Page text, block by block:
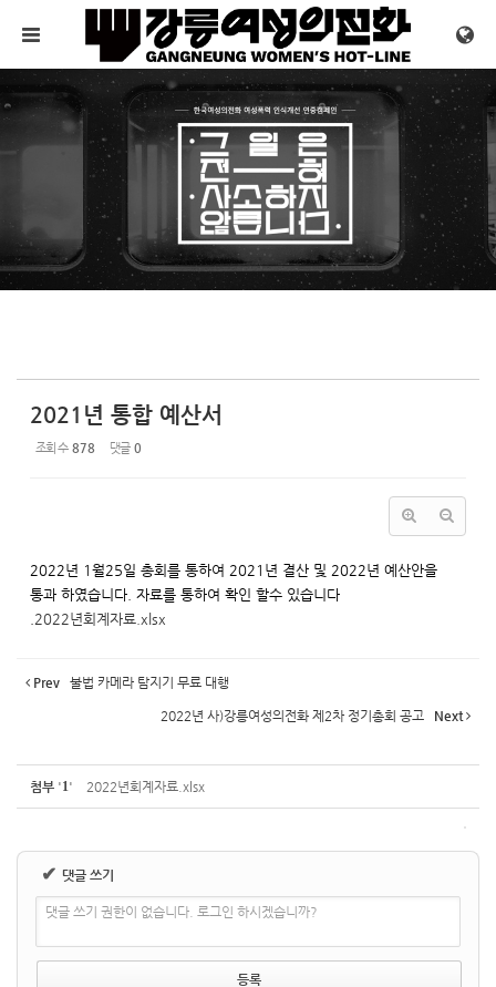
메뉴 건너뛰기
2021년 통합 예산서
조회 수 878 댓글 0
2022년 1월25일 총회를 통하여 2021년 결산 및 2022년 예산안을
통과 하였습니다. 자료를 통하여 확인 할수 있습니다
2022년회계자료.xlsx
Prev 불법 카메라 탐지기 무료 대행
2022년 사)강릉여성의전화 제2차 정기총회 공고 Next
첨부 '1' 2022년회계자료.xlsx
✔ 댓글 쓰기
댓글 쓰기 권한이 없습니다. 로그인 하시겠습니까?